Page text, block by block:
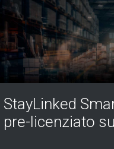
StayLinked
pre-licenziato